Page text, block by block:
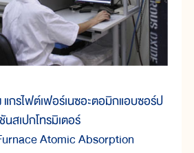
แกรไฟต์เฟอร์เนซอะตอมิกแอบซอร์ป
ชันสเปกโทรมิเตอร์
Atomic Absorption